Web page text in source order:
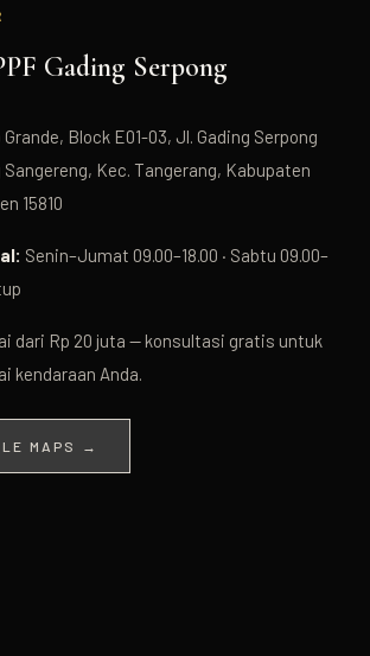
Gading Serpong
Block E01-03, Jl. Gading Serpong
Sangereng, Kec. Tangerang, Kabupaten
15810
Senin–Jumat 09.00–18.00 · Sabtu 09.00–
dari Rp 20 juta — konsultasi gratis untuk
kendaraan Anda.
MAPS →